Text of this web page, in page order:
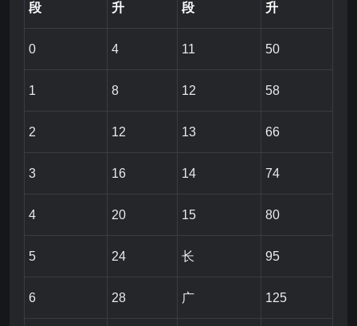
段
升
段
升
0 4 11 50
1 8 12 58
2 12 13 66
3 16 14 74
4 20 15 80
5 24 长 95
6 28 广 125